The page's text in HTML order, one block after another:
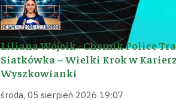
Liliana Wójcik - Chemik Police
Siatkówka – Wielki Krok w
Wyszkowianki
środa, 05 sierpień 2026 19:07